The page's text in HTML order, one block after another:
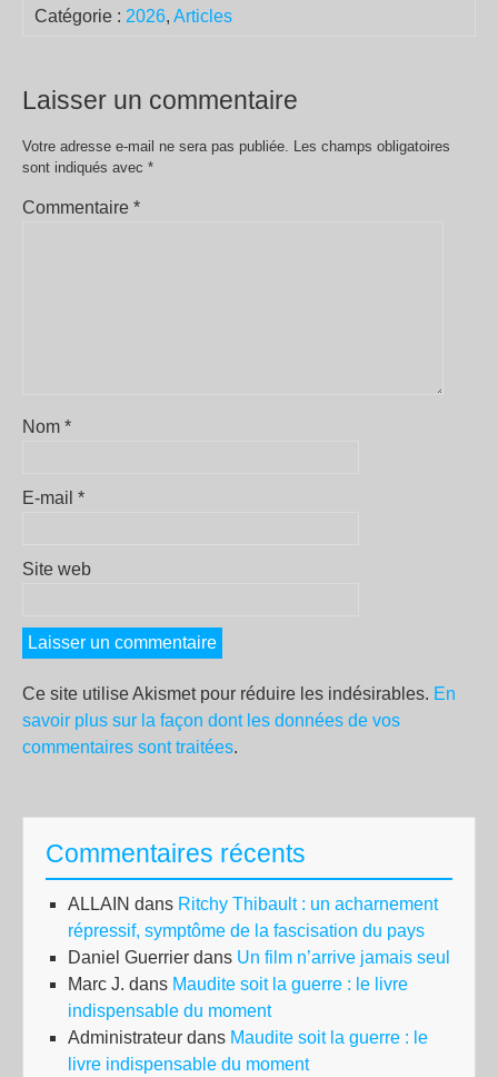
Catégorie : 2026, Articles
Laisser un commentaire
Votre adresse e-mail ne sera pas publiée. Les champs obligatoires
sont indiqués avec *
Commentaire *
Nom *
E-mail *
Site web
Ce site utilise Akismet pour réduire les indésirables. En
savoir plus sur la façon dont les données de vos
commentaires sont traitées.
Commentaires récents
ALLAIN dans Ritchy Thibault : un acharnement
répressif, symptôme de la fascisation du pays
Daniel Guerrier dans Un film n’arrive jamais seul
Marc J. dans Maudite soit la guerre : le livre
indispensable du moment
Administrateur dans Maudite soit la guerre : le
livre indispensable du moment